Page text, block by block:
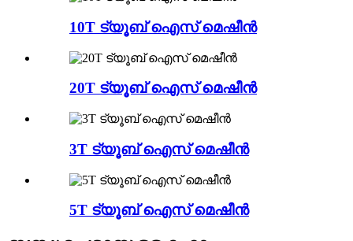
10T ട്യൂബ് ഐസ് മെഷീൻ
20T ട്യൂബ് ഐസ് മെഷീൻ
3T ട്യൂബ് ഐസ് മെഷീൻ
5T ട്യൂബ് ഐസ് മെഷീൻ